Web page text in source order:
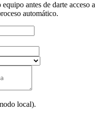
antes de darte acceso a
automático.
local).